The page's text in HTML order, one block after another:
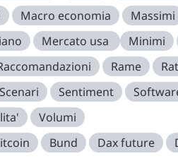
Macro economia Massimi
Mercato usa Minimi
Rame
Scenari Sentiment
Volumi
Bund Dax future